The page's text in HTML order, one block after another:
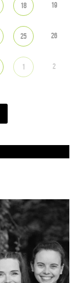
18 19
25 26
1 2